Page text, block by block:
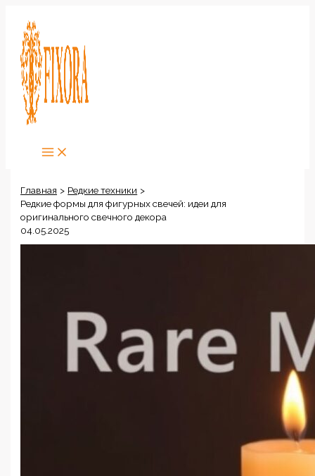
содержимому
Главная
Редкие техники
Редкие формы для фигурных свечей: идеи для
оригинального свечного декора
04.05.2025